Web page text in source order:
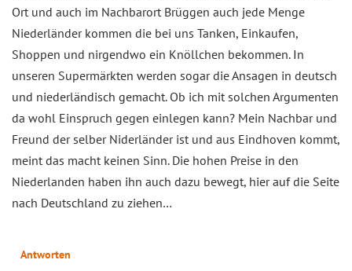
Ort und auch im Nachbarort Brüggen auch jede Menge
Niederländer kommen die bei uns Tanken, Einkaufen,
Shoppen und nirgendwo ein Knöllchen bekommen. In
unseren Supermärkten werden sogar die Ansagen in deutsch
und niederländisch gemacht. Ob ich mit solchen Argumenten
da wohl Einspruch gegen einlegen kann? Mein Nachbar und
Freund der selber Niderländer ist und aus Eindhoven kommt,
meint das macht keinen Sinn. Die hohen Preise in den
Niederlanden haben ihn auch dazu bewegt, hier auf die Seite
nach Deutschland zu ziehen…
Antworten